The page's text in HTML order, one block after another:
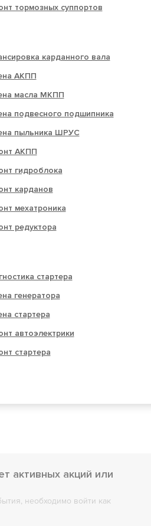
тормозных суппортов
карданного вала
АКПП
масла МКПП
подвесного подшипника
пыльника ШРУС
АКПП
гидроблока
карданов
мехатроника
редуктора
стартера
генератора
стартера
автоэлектрики
стартера
активных акций или
необходимо войти как